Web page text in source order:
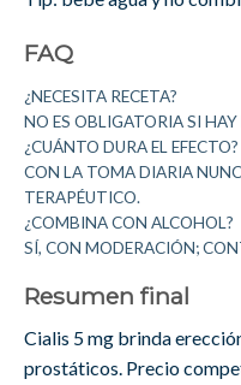
FAQ
¿NECESITA RECETA?
NO ES OBLIGATORIA SI
¿CUÁNTO DURA EL EFECTO?
CON LA TOMA DIARIA
TERAPÉUTICO.
¿COMBINA CON ALCOHOL?
SÍ, CON MODERACIÓN;
Resumen final
Cialis 5 mg brinda
prostáticos. Precio